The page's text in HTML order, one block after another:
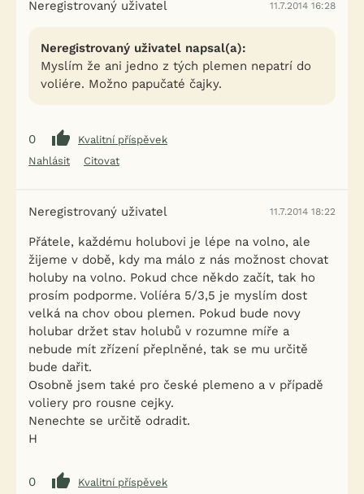
Neregistrovaný uživatel 11.7.2014 16:28
Neregistrovaný uživatel napsal(a):
Myslím že ani jedno z tých plemen nepatrí do
voliére. Možno papučaté čajky.
0
Kvalitní příspěvek
Nahlásit
Citovat
Neregistrovaný uživatel 11.7.2014 18:22
Přátele, každému holubovi je lépe na volno, ale
žijeme v době, kdy ma málo z nás možnost chovat
holuby na volno. Pokud chce někdo začít, tak ho
prosím podporme. Volíéra 5/3,5 je myslím dost
velká na chov obou plemen. Pokud bude novy
holubar držet stav holubů v rozumne míře a
nebude mít zřízení přeplněné, tak se mu určitě
bude dařit.
Osobně jsem také pro české plemeno a v případě
voliery pro rousne cejky.
Nenechte se určitě odradit.
H
0
Kvalitní příspěvek